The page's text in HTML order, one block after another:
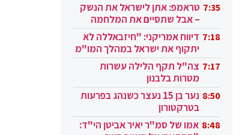
7:35 טראמפ: אתן לישראל את הנשק
– אבל שתסיים את המלחמה
בעזה 7:18 דיווח אמריקני: "חיזבאללה לא
יתקוף את ישראל במהלך המו"מ
בקטאר" 7:17 צה"ל תקף הלילה עשרות
מטרות בלבנון
8:50
נער בן 15 נעצר כשנהג בפרעות
בטרקטורון
8:48 אמו של סמ"ר יאיר אביטן הי"ד: